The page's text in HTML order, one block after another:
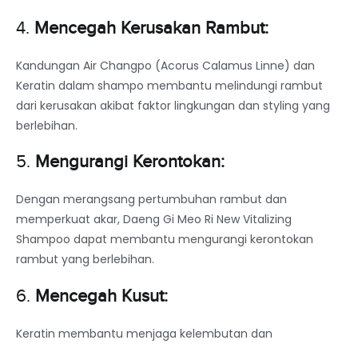
4. Mencegah Kerusakan Rambut:
Kandungan Air Changpo (Acorus Calamus Linne) dan
Keratin dalam shampo membantu melindungi rambut
dari kerusakan akibat faktor lingkungan dan styling yang
berlebihan.
5. Mengurangi Kerontokan:
Dengan merangsang pertumbuhan rambut dan
memperkuat akar, Daeng Gi Meo Ri New Vitalizing
Shampoo dapat membantu mengurangi kerontokan
rambut yang berlebihan.
6. Mencegah Kusut:
Keratin membantu menjaga kelembutan dan